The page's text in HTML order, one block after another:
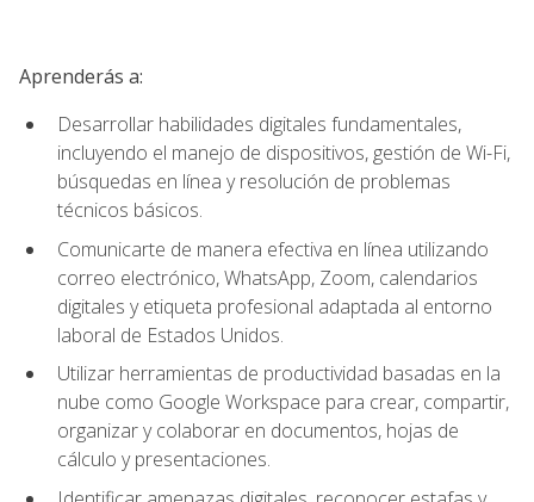
Aprenderás a:
Desarrollar habilidades digitales fundamentales,
incluyendo el manejo de dispositivos, gestión de Wi-Fi,
búsquedas en línea y resolución de problemas
técnicos básicos.
Comunicarte de manera efectiva en línea utilizando
correo electrónico, WhatsApp, Zoom, calendarios
digitales y etiqueta profesional adaptada al entorno
laboral de Estados Unidos.
Utilizar herramientas de productividad basadas en la
nube como Google Workspace para crear, compartir,
organizar y colaborar en documentos, hojas de
cálculo y presentaciones.